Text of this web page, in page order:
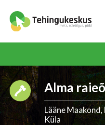
Alma
Lääne
Küla